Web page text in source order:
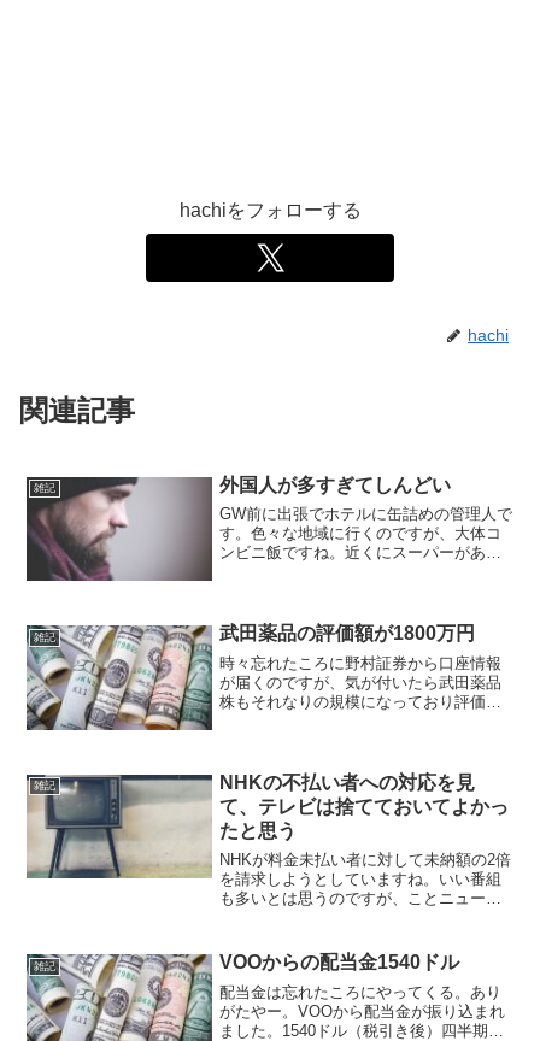
hachiをフォローする
hachi
関連記事
雑記 外国人が多すぎてしんどい
GW前に出張でホテルに缶詰めの管理人で
す。色々な地域に行くのですが、大体コ
ンビニ飯ですね。近くにスーパーがあれ
と反して、陰キャの...
雑記 武田薬品の評価額が1800万円
時々忘れたころに野村証券から口座情報
が届くのですが、気が付いたら武田薬品
株もそれなりの規模になっており評価額
れています。...
雑記
NHKの不払い者への対応を見
て、テレビは捨てておいてよかっ
たと思う
NHKが料金未払い者に対して未納額の2倍
を請求しようとしていますね。いい番組
も多いとは思うのですが、ことニュース
年もテレビを見ていなかったので、引っ
越しを機に完全に捨て...
雑記 VOOからの配当金1540ドル
配当金は忘れたころにやってくる。あり
がたやー。VOOから配当金が振り込まれ
ました。1540ドル（税引き後）四半期で